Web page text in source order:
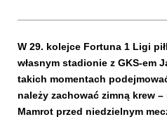
W 29. kolejce Fortuna 1 Ligi
własnym stadionie z GKS-em
takich momentach
należy zachować zimną krew
Mamrot przed niedzielnym